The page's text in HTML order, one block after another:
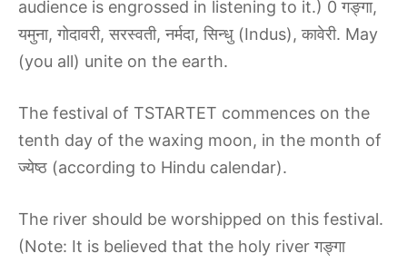
audience is engrossed in listening to it.) 0 गङ्गा,
यमुना, गोदावरी, सरस्वती, नर्मदा, सिन्धु (Indus), कावेरी. May
(you all) unite on the earth.
The festival of TSTARTET commences on the
tenth day of the waxing moon, in the month of
ज्येष्ठ (according to Hindu calendar).
The river should be worshipped on this festival.
(Note: It is believed that the holy river गङ्गा